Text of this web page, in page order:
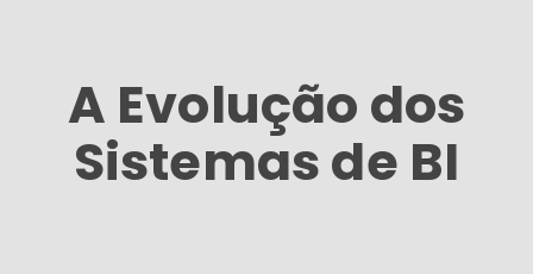
A Evolução dos
Sistemas de BI